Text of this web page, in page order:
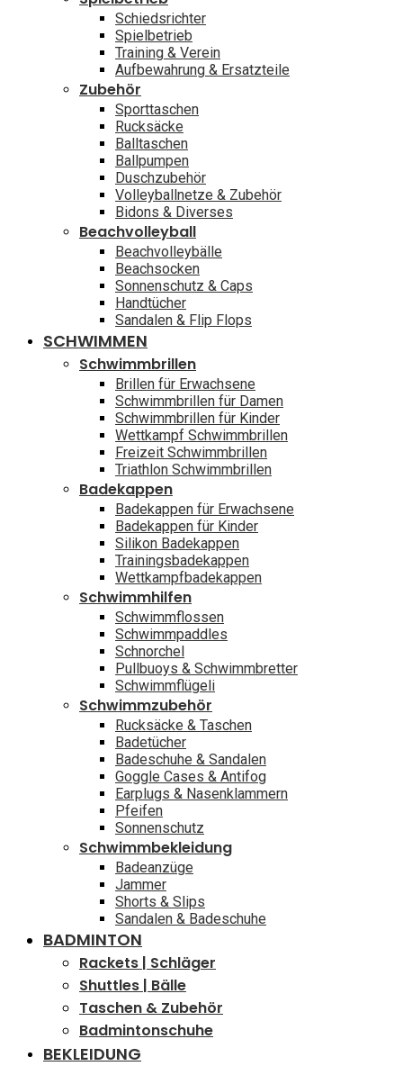
Schiedsrichter
Spielbetrieb
Training & Verein
Aufbewahrung & Ersatzteile
Zubehör
Sporttaschen
Rucksäcke
Balltaschen
Ballpumpen
Duschzubehör
Volleyballnetze & Zubehör
Bidons & Diverses
Beachvolleyball
Beachvolleybälle
Beachsocken
Sonnenschutz & Caps
Handtücher
Sandalen & Flip Flops
SCHWIMMEN
Schwimmbrillen
Brillen für Erwachsene
Schwimmbrillen für Damen
Schwimmbrillen für Kinder
Wettkampf Schwimmbrillen
Freizeit Schwimmbrillen
Triathlon Schwimmbrillen
Badekappen
Badekappen für Erwachsene
Badekappen für Kinder
Silikon Badekappen
Trainingsbadekappen
Wettkampfbadekappen
Schwimmhilfen
Schwimmflossen
Schwimmpaddles
Schnorchel
Pullbuoys & Schwimmbretter
Schwimmflügeli
Schwimmzubehör
Rucksäcke & Taschen
Badetücher
Badeschuhe & Sandalen
Goggle Cases & Antifog
Earplugs & Nasenklammern
Pfeifen
Sonnenschutz
Schwimmbekleidung
Badeanzüge
Jammer
Shorts & Slips
Sandalen & Badeschuhe
BADMINTON
Rackets | Schläger
Shuttles | Bälle
Taschen & Zubehör
Badmintonschuhe
BEKLEIDUNG